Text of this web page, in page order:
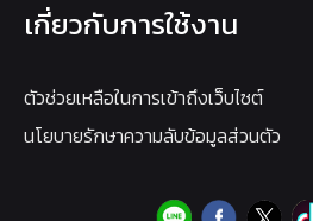
เกี่ยวกับการใช้งาน
ตัวช่วยเหลือในการเข้าถึงเว็บไซต์
นโยบายรักษาความลับข้อมูลส่วนตัว